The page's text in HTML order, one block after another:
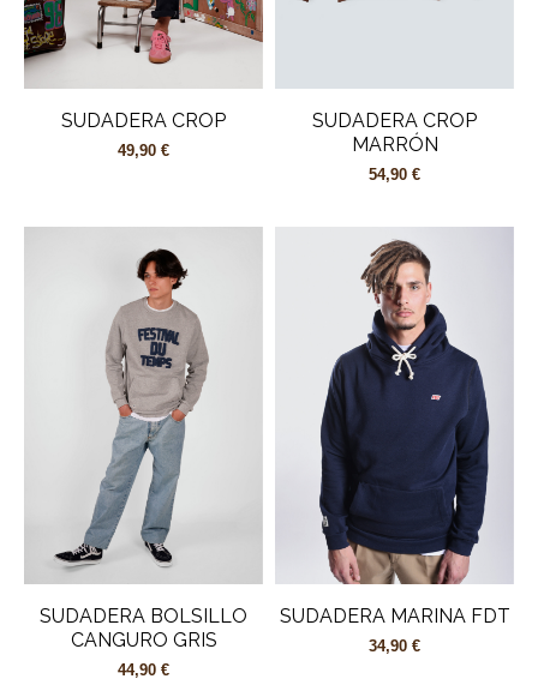
SUDADERA CROP
49,90 €
SUDADERA CROP
MARRÓN
54,90 €
SUDADERA BOLSILLO
CANGURO GRIS
44,90 €
SUDADERA MARINA FDT
34,90 €